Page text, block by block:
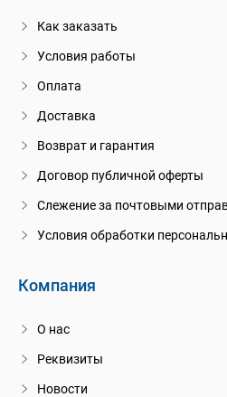
Как заказать
Условия работы
Оплата
Доставка
Возврат и гарантия
Договор публичной оферты
Слежение за почтовыми
Условия обработки
Компания
О нас
Реквизиты
Новости